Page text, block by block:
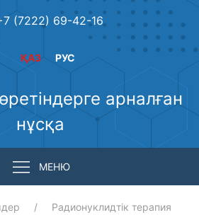
(7222) 69-42-16
РУС
ҚАЗ
арналған
нұсқа
МЕНЮ
Радионуклидтік терапия